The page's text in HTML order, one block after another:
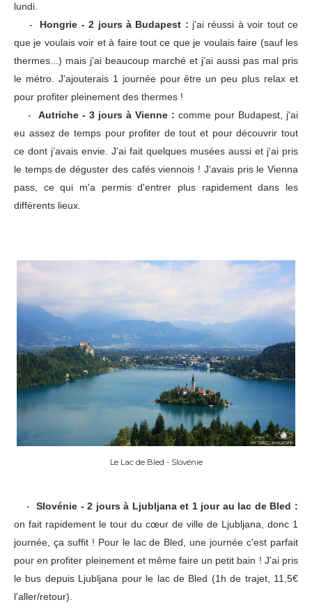
lundi.
- Hongrie - 2 jours à Budapest : j'ai réussi à voir tout ce
que je voulais voir et à faire tout ce que je voulais faire (sauf les
thermes...) mais j'ai beaucoup marché et j’ai aussi pas mal pris
le métro. J'ajouterais 1 journée pour être un peu plus relax et
pour profiter pleinement des thermes !
- Autriche - 3 jours à Vienne : comme pour Budapest, j'ai
eu assez de temps pour profiter de tout et pour découvrir tout
ce dont j’avais envie. J'ai fait quelques musées aussi et j'ai pris
le temps de déguster des cafés viennois ! J'avais pris le Vienna
pass, ce qui m'a permis d'entrer plus rapidement dans les
différents lieux.
Le Lac de Bled - Slovénie
-Slovénie - 2 jours à Ljubljana et 1 jour au lac de Bled :
on fait rapidement le tour du cœur de ville de Ljubljana, donc 1
journée, ça suffit ! Pour le lac de Bled, une journée c'est parfait
pour en profiter pleinement et même faire un petit bain ! J'ai pris
le bus depuis Ljubljana pour le lac de Bled (1h de trajet, 11,5€
l'aller/retour).